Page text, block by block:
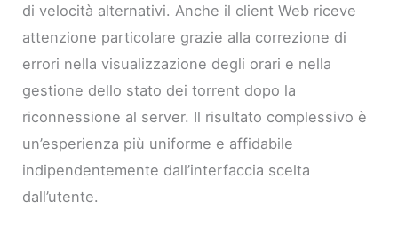
di velocità alternativi. Anche il client Web riceve
attenzione particolare grazie alla correzione di
errori nella visualizzazione degli orari e nella
gestione dello stato dei torrent dopo la
riconnessione al server. Il risultato complessivo è
un’esperienza più uniforme e affidabile
indipendentemente dall’interfaccia scelta
dall’utente.